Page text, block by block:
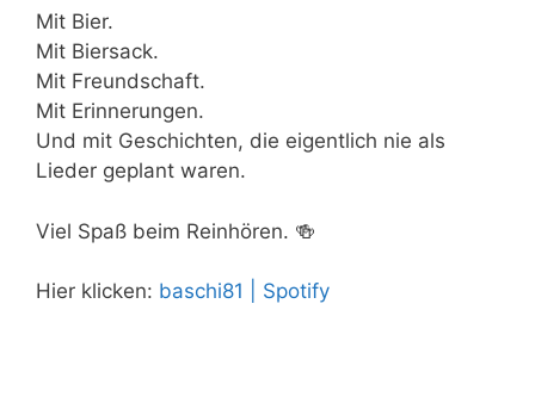
Mit Bier.
Mit Biersack.
Mit Freundschaft.
Mit Erinnerungen.
Und mit Geschichten, die eigentlich nie als
Lieder geplant waren.
Viel Spaß beim Reinhören. 🍻
Hier klicken: baschi81 | Spotify